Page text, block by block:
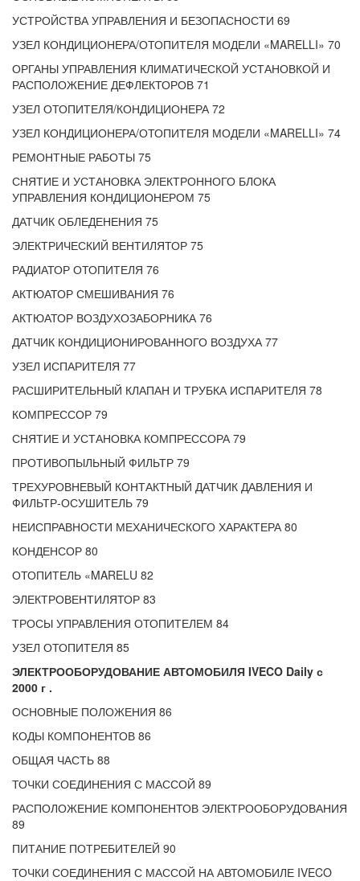
УСТРОЙСТВА УПРАВЛЕНИЯ И БЕЗОПАСНОСТИ 69
УЗЕЛ КОНДИЦИОНЕРА/ОТОПИТЕЛЯ МОДЕЛИ «MARELLI» 70
ОРГАНЫ УПРАВЛЕНИЯ КЛИМАТИЧЕСКОЙ УСТАНОВКОЙ И
РАСПОЛОЖЕНИЕ ДЕФЛЕКТОРОВ 71
УЗЕЛ ОТОПИТЕЛЯ/КОНДИЦИОНЕРА 72
УЗЕЛ КОНДИЦИОНЕРА/ОТОПИТЕЛЯ МОДЕЛИ «MARELLI» 74
РЕМОНТНЫЕ РАБОТЫ 75
СНЯТИЕ И УСТАНОВКА ЭЛЕКТРОННОГО БЛОКА
УПРАВЛЕНИЯ КОНДИЦИОНЕРОМ 75
ДАТЧИК ОБЛЕДЕНЕНИЯ 75
ЭЛЕКТРИЧЕСКИЙ ВЕНТИЛЯТОР 75
РАДИАТОР ОТОПИТЕЛЯ 76
АКТЮАТОР СМЕШИВАНИЯ 76
АКТЮАТОР ВОЗДУХОЗАБОРНИКА 76
ДАТЧИК КОНДИЦИОНИРОВАННОГО ВОЗДУХА 77
УЗЕЛ ИСПАРИТЕЛЯ 77
РАСШИРИТЕЛЬНЫЙ КЛАПАН И ТРУБКА ИСПАРИТЕЛЯ 78
КОМПРЕССОР 79
СНЯТИЕ И УСТАНОВКА КОМПРЕССОРА 79
ПРОТИВОПЫЛЬНЫЙ ФИЛЬТР 79
ТРЕХУРОВНЕВЫЙ КОНТАКТНЫЙ ДАТЧИК ДАВЛЕНИЯ И
ФИЛЬТР-ОСУШИТЕЛЬ 79
НЕИСПРАВНОСТИ МЕХАНИЧЕСКОГО ХАРАКТЕРА 80
КОНДЕНСОР 80
ОТОПИТЕЛЬ «MARELU 82
ЭЛЕКТРОВЕНТИЛЯТОР 83
ТРОСЫ УПРАВЛЕНИЯ ОТОПИТЕЛЕМ 84
УЗЕЛ ОТОПИТЕЛЯ 85
ЭЛЕКТРООБОРУДОВАНИЕ АВТОМОБИЛЯ IVECO Daily с
2000 г .
ОСНОВНЫЕ ПОЛОЖЕНИЯ 86
КОДЫ КОМПОНЕНТОВ 86
ОБЩАЯ ЧАСТЬ 88
ТОЧКИ СОЕДИНЕНИЯ С МАССОЙ 89
РАСПОЛОЖЕНИЕ КОМПОНЕНТОВ ЭЛЕКТРООБОРУДОВАНИЯ
89
ПИТАНИЕ ПОТРЕБИТЕЛЕЙ 90
ТОЧКИ СОЕДИНЕНИЯ С МАССОЙ НА АВТОМОБИЛЕ IVECO